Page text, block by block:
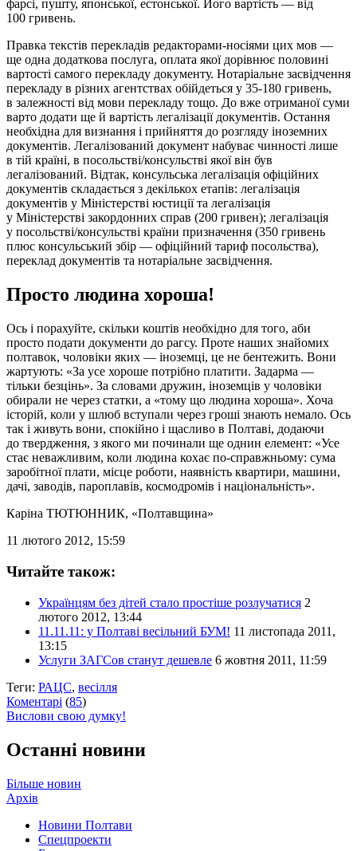
фарсі, пушту, японської, естонської. Його вартість — від
100 гривень.
Правка текстів перекладів редакторами-носіями цих мов —
ще одна додаткова послуга, оплата якої дорівнює половині
вартості самого перекладу документу. Нотаріальне засвідчення
перекладу в різних агентствах обійдеться у 35-180 гривень,
в залежності від мови перекладу тощо. До вже отриманої суми
варто додати ще й вартість легалізації документів. Остання
необхідна для визнання і прийняття до розгляду іноземних
документів. Легалізований документ набуває чинності лише
в тій країні, в посольстві/консульстві якої він був
легалізований. Відтак, консульська легалізація офіційних
документів складається з декількох етапів: легалізація
документів у Міністерстві юстиції та легалізація
у Міністерстві закордонних справ (200 гривен); легалізація
у посольстві/консульстві країни призначення (350 гривень
плюс консульський збір — офіційний тариф посольства),
переклад документів та нотаріальне засвідчення.
Просто людина хороша!
Ось і порахуйте, скільки коштів необхідно для того, аби
просто подати документи до рагсу. Проте наших знайомих
полтавок, чоловіки яких — іноземці, це не бентежить. Вони
жартують: «За усе хороше потрібно платити. Задарма —
тільки безцінь». За словами дружин, іноземців у чоловіки
обирали не через статки, а «тому що людина хороша». Хоча
історій, коли у шлюб вступали через гроші знають немало. Ось
так і живуть вони, спокійно і щасливо в Полтаві, додаючи
до твердження, з якого ми починали ще однин елемент: «Усе
стає неважливим, коли людина кохає по-справжньому: сума
заробітної плати, місце роботи, наявність квартири, машини,
дачі, заводів, пароплавів, космодромів і національність».
Каріна ТЮТЮННИК, «Полтавщина»
11 лютого 2012, 15:59
Читайте також:
Українцям без дітей стало простіше розлучатися 2
лютого 2012, 13:44
11.11.11: у Полтаві весільний БУМ! 11 листопада 2011,
13:15
Услуги ЗАГСов станут дешевле 6 жовтня 2011, 11:59
Теги: РАЦС, весілля
Коментарі (85)
Вислови свою думку!
Останні новини
Більше новин
Архів
Новини Полтави
Спецпроекти